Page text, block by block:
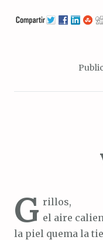
G rillos,
el aire
la piel quema la